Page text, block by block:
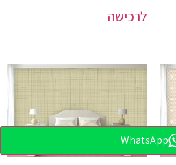
לרכישה
WhatsApp